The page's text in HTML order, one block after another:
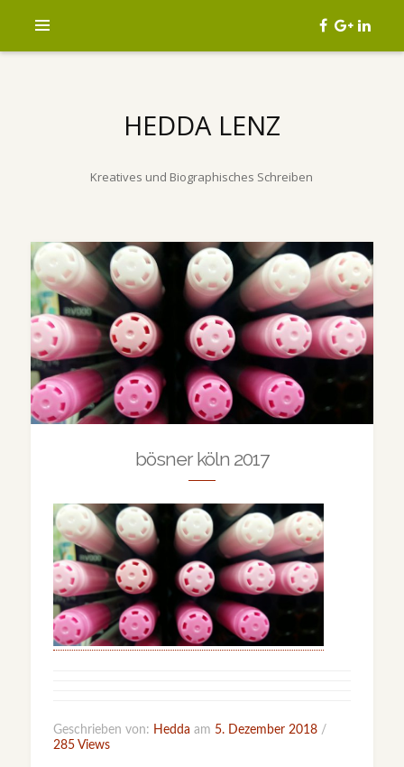
HEDDA LENZ
Kreatives und Biographisches Schreiben
bösner köln 2017
Geschrieben von: Hedda am 5. Dezember 2018 /
285 Views